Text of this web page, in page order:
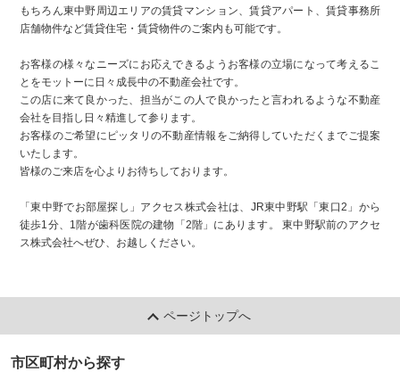
もちろん東中野周辺エリアの賃貸マンション、賃貸アパート、賃貸事務所
店舗物件など賃貸住宅・賃貸物件のご案内も可能です。
お客様の様々なニーズにお応えできるようお客様の立場になって考えるこ
とをモットーに日々成長中の不動産会社です。
この店に来て良かった、担当がこの人で良かったと言われるような不動産
会社を目指し日々精進して参ります。
お客様のご希望にピッタリの不動産情報をご納得していただくまでご提案
いたします。
皆様のご来店を心よりお待ちしております。
「東中野でお部屋探し」アクセス株式会社は、JR東中野駅「東口2」から
徒歩1分、1階が歯科医院の建物「2階」にあります。 東中野駅前のアクセ
ス株式会社へぜひ、お越しください。
ページトップへ
市区町村から探す